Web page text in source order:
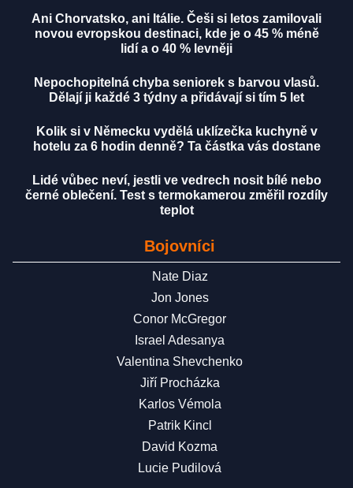
Ani Chorvatsko, ani Itálie. Češi si letos zamilovali
novou evropskou destinaci, kde je o 45 % méně
lidí a o 40 % levněji
Nepochopitelná chyba seniorek s barvou vlasů.
Dělají ji každé 3 týdny a přidávají si tím 5 let
Kolik si v Německu vydělá uklízečka kuchyně v
hotelu za 6 hodin denně? Ta částka vás dostane
Lidé vůbec neví, jestli ve vedrech nosit bílé nebo
černé oblečení. Test s termokamerou změřil rozdíly
teplot
Bojovníci
Nate Diaz
Jon Jones
Conor McGregor
Israel Adesanya
Valentina Shevchenko
Jiří Procházka
Karlos Vémola
Patrik Kincl
David Kozma
Lucie Pudilová